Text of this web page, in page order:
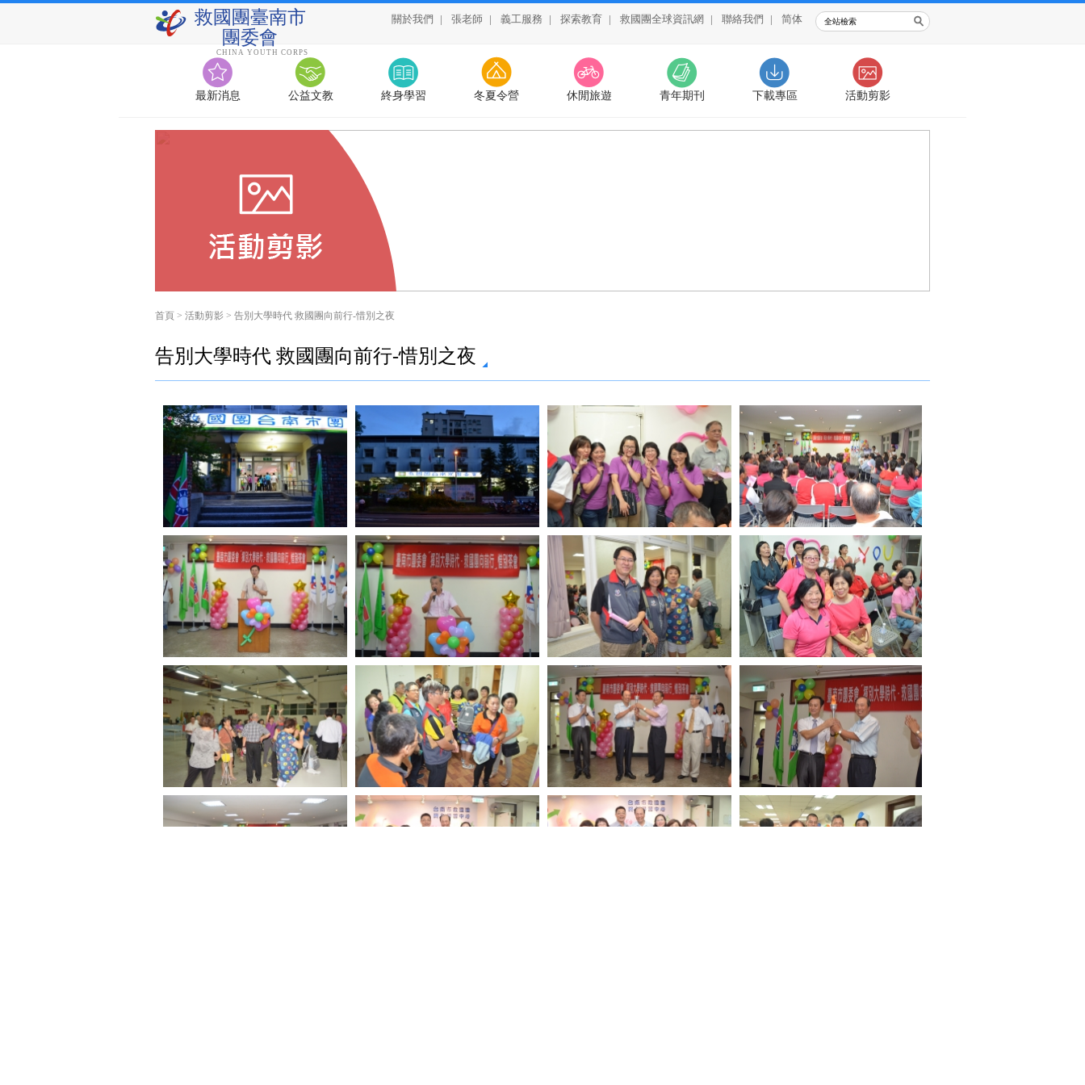
救國團臺南市
團委會
CHINA YOUTH CORPS
關於我們 | 張老師 | 義工服務 | 探索教育 | 救國團全球資訊網 | 聯絡我們 | 简体
最新消息 公益文教 終身學習 冬夏令營 休閒旅遊 青年期刊 下載專區 活動剪影
首頁 > 活動剪影 > 告別大學時代 救國團向前行-惜別之夜
告別大學時代 救國團向前行-惜別之夜